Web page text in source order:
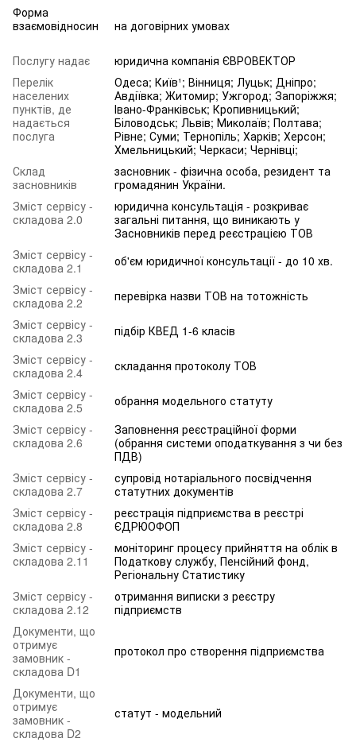
Форма
взаємовідносин
на договірних умовах
Послугу надає
юридична компанія ЄВРОВЕКТОР
Перелік
населених
пунктів, де
надається
послуга
Одеса; Київ¹; Вінниця; Луцьк; Дніпро;
Авдіївка; Житомир; Ужгород; Запоріжжя;
Івано-Франківськ; Кропивницький;
Біловодськ; Львів; Миколаїв; Полтава;
Рівне; Суми; Тернопіль; Харків; Херсон;
Хмельницький; Черкаси; Чернівці;
Склад
засновників
засновник - фізична особа, резидент та
громадянин України.
Зміст сервісу -
складова 2.0
юридична консультація - розкриває
загальні питання, що виникають у
Засновників перед реєстрацією ТОВ
Зміст сервісу -
складова 2.1
об'єм юридичної консультації - до 10 хв.
Зміст сервісу -
складова 2.2
перевірка назви ТОВ на тотожність
Зміст сервісу -
складова 2.3
підбір КВЕД 1-6 класів
Зміст сервісу -
складова 2.4
складання протоколу ТОВ
Зміст сервісу -
складова 2.5
обрання модельного статуту
Зміст сервісу -
складова 2.6
Заповнення реєстраційної форми
(обрання системи оподаткування з чи без
ПДВ)
Зміст сервісу -
складова 2.7
супровід нотаріального посвідчення
статутних документів
Зміст сервісу -
складова 2.8
реєстрація підприємства в реєстрі
ЄДРЮОФОП
Зміст сервісу -
складова 2.11
моніторинг процесу прийняття на облік в
Податкову службу, Пенсійний фонд,
Регіональну Статистику
Зміст сервісу -
складова 2.12
отримання виписки з реєстру
підприємств
Документи, що
отримує
замовник -
складова D1
протокол про створення підприємства
Документи, що
отримує
замовник -
складова D2
статут - модельний